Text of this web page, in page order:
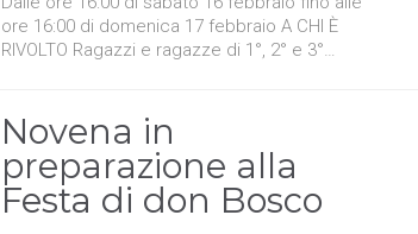
ore 16:00 di domenica 17 febbraio A CHI È
RIVOLTO Ragazzi e ragazze di 1°, 2° e 3°…
Novena in
preparazione alla
Festa di don Bosco